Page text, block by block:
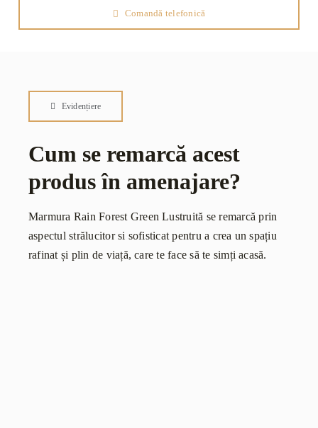
Comandă telefonică
Evidențiere
Cum se remarcă acest
produs în amenajare?
Marmura Rain Forest Green Lustruită se remarcă prin
aspectul strălucitor si sofisticat pentru a crea un spațiu
rafinat și plin de viață, care te face să te simți acasă.